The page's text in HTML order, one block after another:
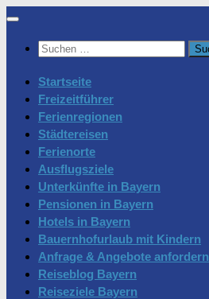
Zum
springenSuchen
Startseite
Freizeitführer
Ferienregionen
Städtereisen
Ferienorte
Ausflugsziele
Unterkünfte in Bayern
Pensionen in Bayern
Hotels in Bayern
Bauernhofurlaub mit Kindern
Anfrage & Angebote anfordern
Reiseblog Bayern
Reiseziele Bayern